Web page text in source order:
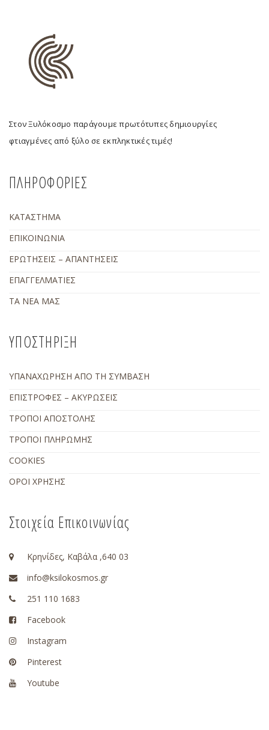
Στον Ξυλόκοσμο παράγουμε πρωτότυπες δημιουργίες
φτιαγμένες από ξύλο σε εκπληκτικές τιμές!
ΠΛΗΡΟΦΟΡΙΕΣ
ΚΑΤΑΣΤΗΜΑ
ΕΠΙΚΟΙΝΩΝΙΑ
ΕΡΩΤΗΣΕΙΣ – ΑΠΑΝΤΗΣΕΙΣ
ΕΠΑΓΓΕΛΜΑΤΙΕΣ
ΤΑ ΝΕΑ ΜΑΣ
ΥΠΟΣΤΗΡΙΞΗ
ΥΠΑΝΑΧΩΡΗΣΗ ΑΠΟ ΤΗ ΣΥΜΒΑΣΗ
ΕΠΙΣΤΡΟΦΕΣ – ΑΚΥΡΩΣΕΙΣ
ΤΡΟΠΟΙ ΑΠΟΣΤΟΛΗΣ
ΤΡΟΠΟΙ ΠΛΗΡΩΜΗΣ
COOKIES
ΟΡΟΙ ΧΡΗΣΗΣ
Στοιχεία Επικοινωνίας
Κρηνίδες, Καβάλα ,640 03
info@ksilokosmos.gr
251 110 1683
Facebook
Instagram
Pinterest
Youtube